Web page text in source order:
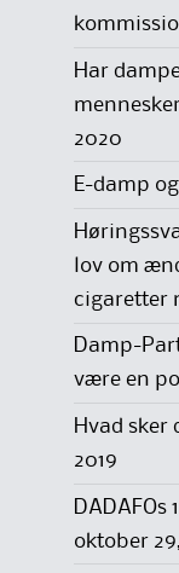
Har
2020
E-damp
lov om
cigaretter
Damp-
være en
Hvad sker
2019
oktober